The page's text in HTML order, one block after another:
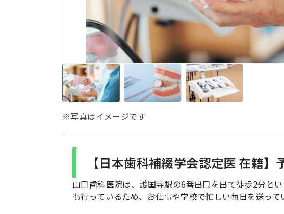
※写真はイメージです
【日本歯科補綴学会認定医 在籍
山口歯科医院は、護国寺駅の6番出口を出て徒歩2分と
も行っているため、お仕事や学校で忙しい毎日を送って